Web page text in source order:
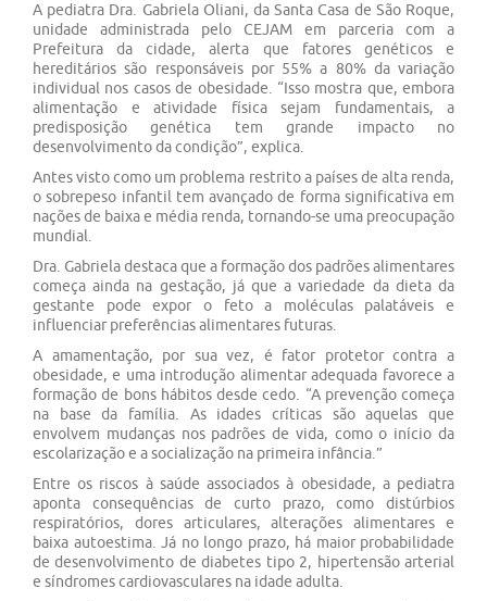
A pediatra Dra. Gabriela Oliani, da Santa Casa de São Roque,
unidade administrada pelo CEJAM em parceria com a
Prefeitura da cidade, alerta que fatores genéticos e
hereditários são responsáveis por 55% a 80% da variação
individual nos casos de obesidade. “Isso mostra que, embora
alimentação e atividade física sejam fundamentais, a
predisposição genética tem grande impacto no
desenvolvimento da condição”, explica.
Antes visto como um problema restrito a países de alta renda,
o sobrepeso infantil tem avançado de forma significativa em
nações de baixa e média renda, tornando-se uma preocupação
mundial.
Dra. Gabriela destaca que a formação dos padrões alimentares
começa ainda na gestação, já que a variedade da dieta da
gestante pode expor o feto a moléculas palatáveis e
influenciar preferências alimentares futuras.
A amamentação, por sua vez, é fator protetor contra a
obesidade, e uma introdução alimentar adequada favorece a
formação de bons hábitos desde cedo. “A prevenção começa
na base da família. As idades críticas são aquelas que
envolvem mudanças nos padrões de vida, como o início da
escolarização e a socialização na primeira infância.”
Entre os riscos à saúde associados à obesidade, a pediatra
aponta consequências de curto prazo, como distúrbios
respiratórios, dores articulares, alterações alimentares e
baixa autoestima. Já no longo prazo, há maior probabilidade
de desenvolvimento de diabetes tipo 2, hipertensão arterial
e síndromes cardiovasculares na idade adulta.